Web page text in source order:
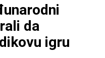
da
igru